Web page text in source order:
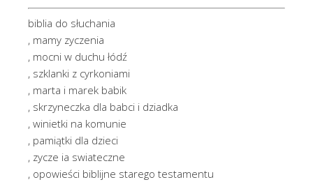
biblia do słuchania
, mamy zyczenia
, mocni w duchu łódź
, szklanki z cyrkoniami
, marta i marek babik
, skrzyneczka dla babci i dziadka
, winietki na komunie
, pamiątki dla dzieci
, zycze ia swiateczne
, opowieści biblijne starego testamentu